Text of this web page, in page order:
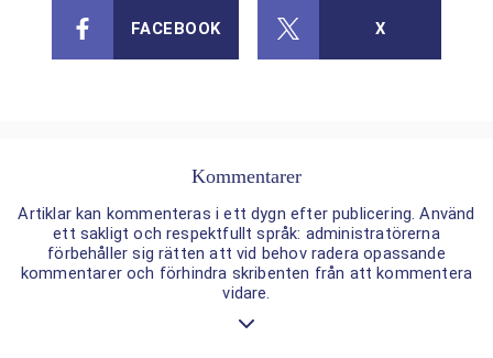
FACEBOOK X
Kommentarer
Artiklar kan kommenteras i ett dygn efter publicering. Använd
ett sakligt och respektfullt språk: administratörerna
förbehåller sig rätten att vid behov radera opassande
kommentarer och förhindra skribenten från att kommentera
vidare.